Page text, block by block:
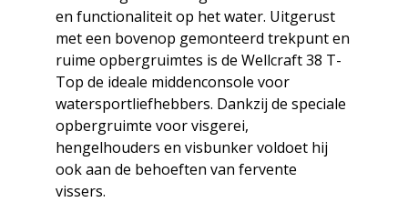
en functionaliteit op het water. Uitgerust
met een bovenop gemonteerd trekpunt en
ruime opbergruimtes is de Wellcraft 38 T-
Top de ideale middenconsole voor
watersportliefhebbers. Dankzij de speciale
opbergruimte voor visgerei,
hengelhouders en visbunker voldoet hij
ook aan de behoeften van fervente
vissers.